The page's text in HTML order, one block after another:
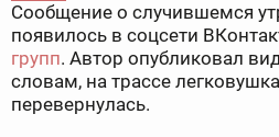
Сообщение о случившемся
появилось в соцсети
групп. Автор опубликовал
словам, на трассе
перевернулась.